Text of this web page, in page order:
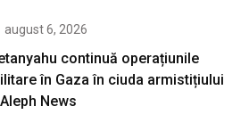
august 6, 2026
continuă operațiunile
în Gaza în ciuda armistițiului
News